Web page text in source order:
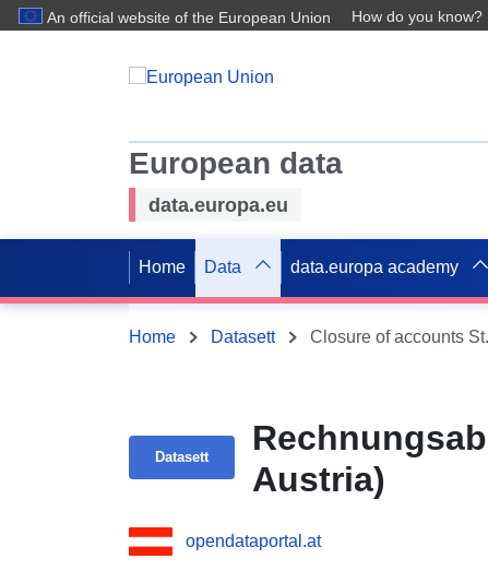
An official website of the European Union How do you know?
European data
data.europa.eu
Home Data data.europa academy
Home Datasett Closure of accounts
Datasett
Austria)
opendataportal.at